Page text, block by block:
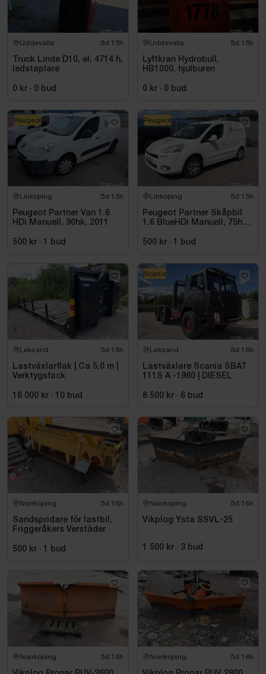
Uddevalla 5d 15h
Truck Linde D10, el, 4714 h,
ledstaplare
0 kr · 0 bud
Uddevalla 5d 15h
Lyftkran Hydrobull,
HB1000, hjulburen
0 kr · 0 bud
Linköping 5d 15h
Peugeot Partner Van 1.6
HDi Manuell, 90hk, 2011
500 kr · 1 bud
Peugeot
Linköping 5d 15h
Peugeot Partner Skåpbil
1.6 BlueHDi Manuell, 75hk,
500 kr · 1 bud
Peugeot
Leksand 5d 16h
Lastväxlarflak | Ca 5,0 m |
Verktygsfack
16 000 kr · 10 bud
Leksand 5d 16h
Lastväxlare Scania SBAT
111S A -1980 | DIESEL
8 500 kr · 6 bud
Scania
Norrköping 5d 16h
Sandspridare för lastbil,
Friggeråkers Verstäder
500 kr · 1 bud
Norrköping 5d 16h
Vikplog Ysta SSVL-25
1 500 kr · 3 bud
Norrköping 5d 16h Norrköping 5d 16h